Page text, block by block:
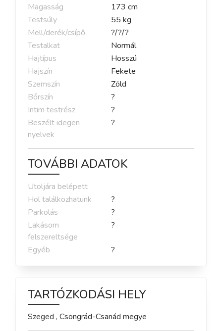
Magasság
173 cm
Testsúly
55 kg
Mell/derék/csípő
?/?/?
Testalkat
Normál
Hajtípus
Hosszú
Hajszín
Fekete
Szemszín
Zöld
Bőrszín
?
Intim testrész
?
Beszélt idegen
nyelvek
?
TOVÁBBI ADATOK
Utoljára belépett
Hol találkozhatunk
?
Parkolás
?
Lakásom
felszereltsége
?
Egyéb ?
TARTÓZKODÁSI HELY
Szeged , Csongrád-Csanád megye